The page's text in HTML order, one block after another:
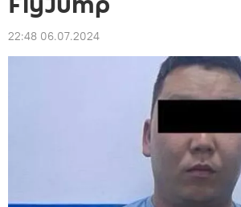
22:48 06.07.2024